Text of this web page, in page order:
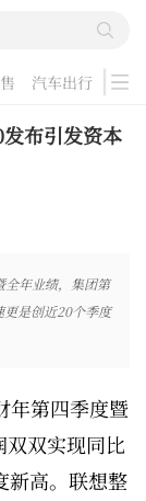
汽车出行
游戏
布引发资本
年业绩，集团第
是创近20个季度
年第四季度暨
双实现同比
新高。联想整